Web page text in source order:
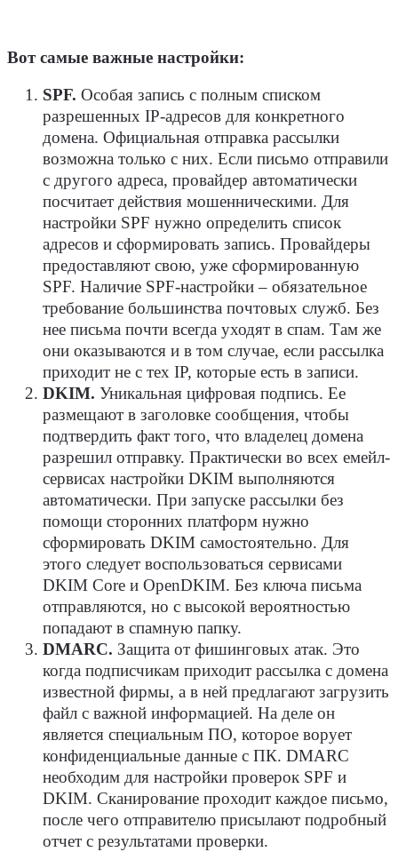
Вот самые важные настройки:
SPF. Особая запись с полным списком
разрешенных IP-адресов для конкретного
домена. Официальная отправка рассылки
возможна только с них. Если письмо отправили
с другого адреса, провайдер автоматически
посчитает действия мошенническими. Для
настройки SPF нужно определить список
адресов и сформировать запись. Провайдеры
предоставляют свою, уже сформированную
SPF. Наличие SPF-настройки – обязательное
требование большинства почтовых служб. Без
нее письма почти всегда уходят в спам. Там же
они оказываются и в том случае, если рассылка
приходит не с тех IP, которые есть в записи.
DKIM. Уникальная цифровая подпись. Ее
размещают в заголовке сообщения, чтобы
подтвердить факт того, что владелец домена
разрешил отправку. Практически во всех емейл-
сервисах настройки DKIM выполняются
автоматически. При запуске рассылки без
помощи сторонних платформ нужно
сформировать DKIM самостоятельно. Для
этого следует воспользоваться сервисами
DKIM Core и OpenDKIM. Без ключа письма
отправляются, но с высокой вероятностью
попадают в спамную папку.
DMARC. Защита от фишинговых атак. Это
когда подписчикам приходит рассылка с домена
известной фирмы, а в ней предлагают загрузить
файл с важной информацией. На деле он
является специальным ПО, которое ворует
конфиденциальные данные с ПК. DMARC
необходим для настройки проверок SPF и
DKIM. Сканирование проходит каждое письмо,
после чего отправителю присылают подробный
отчет с результатами проверки.